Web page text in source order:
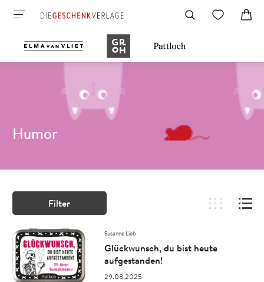
Humor
Filter
Susanne Lieb
Glückwunsch, du bist heute
aufgestanden!
29.08.2025